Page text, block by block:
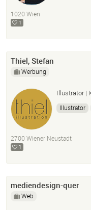
1020 Wien
1
Thiel, Stefan
Werbung
Illustrator |
Illustrator
2700 Wiener Neustadt
1
mediendesign-quer
Web